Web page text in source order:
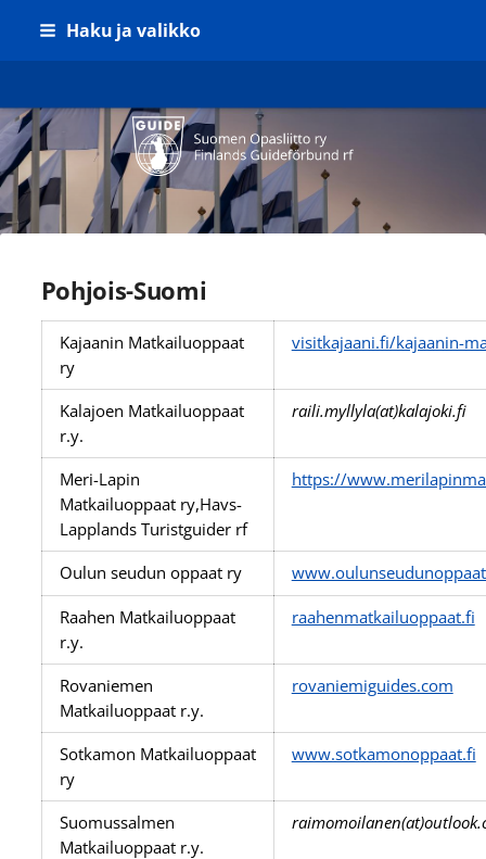
Siirry
Haku ja valikko
Suomen Opasliitto ry
Pohjois-Suomi
Kajaanin Matkailuoppaat
ry
visitkajaani.fi/kajaanin-
Kalajoen Matkailuoppaat
r.y.
raili.myllyla(at)kalajoki.fi
Meri-Lapin
Matkailuoppaat ry,Havs-
Lapplands Turistguider rf
https://
Oulun seudun oppaat ry
Raahen Matkailuoppaat
r.y.
raahenmatkailuoppaat.fi
Rovaniemen
Matkailuoppaat r.y.
rovaniemiguides.com
Sotkamon Matkailuoppaat
ry
www.sotkamonoppaat.fi
Suomussalmen
Matkailuoppaat r.y.